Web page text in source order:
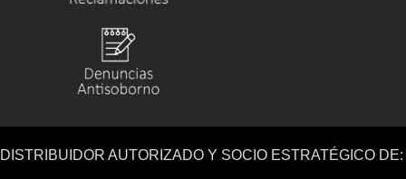
DISTRIBUIDOR AUTORIZADO Y SOCIO ESTRATÉGICO DE: